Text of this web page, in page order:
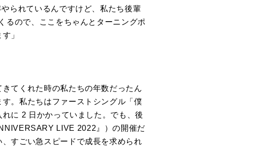
やられているんですけど、私たち後輩
るので、ここをちゃんとターニングポ
」
てくれた時の私たちの年数だったん
。私たちはファーストシングル「僕
に 2 日かかっていました。でも、後
LIVE 2022 』）の開催だ
すごい急スピードで成長を求められ